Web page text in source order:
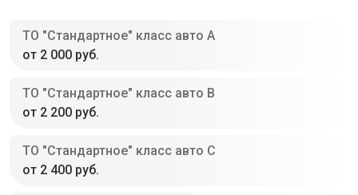
ТО "Стандартное" класс авто A
от 2 000 руб.
ТО "Стандартное" класс авто В
от 2 200 руб.
ТО "Стандартное" класс авто С
от 2 400 руб.